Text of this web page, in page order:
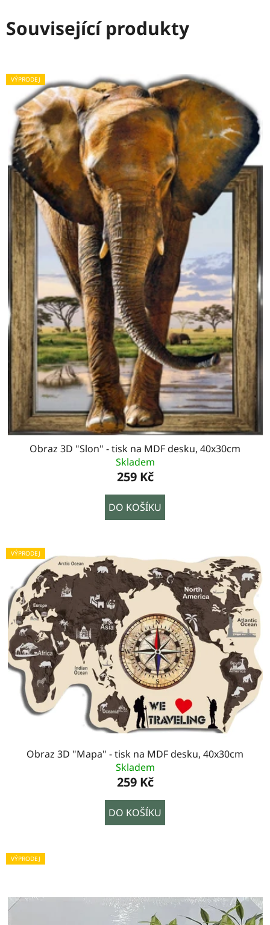
Související produkty
VÝPRODEJ
Obraz 3D "Slon" - tisk na MDF desku, 40x30cm
Skladem
259 Kč
DO KOŠÍKU
VÝPRODEJ
Obraz 3D "Mapa" - tisk na MDF desku, 40x30cm
Skladem
259 Kč
DO KOŠÍKU
VÝPRODEJ